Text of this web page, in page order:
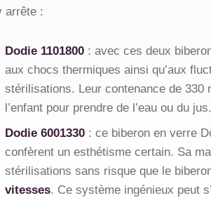
arrête :
Dodie 1101800: avec ces deux
aux chocs thermiques ainsi qu’aux
stérilisations. Leur contenance de
l’enfant pour prendre de l’eau ou du jus.
Dodie 6001330: ce biberon en verre
confèrent un esthétisme certain. Sa
stérilisations sans risque que le
vitesses. Ce système ingénieux peut